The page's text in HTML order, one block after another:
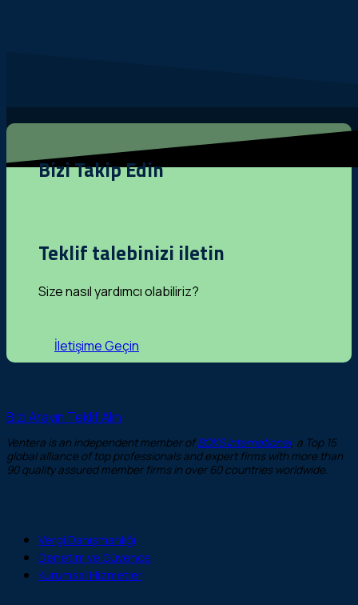
Bizi Takip Edin
Teklif talebinizi iletin
Size nasıl yardımcı olabiliriz?
İletişime Geçin
Bizi Arayın Teklif Alın
Ventera is an independent member ofBOKS International, a Top 15
global alliance of top professionals and expert firms with more than
90 quality assured member firms in over 60 countries worldwide.
Vergi Danışmanlığı
Denetim ve Güvence
Kurumsal Hizmetler